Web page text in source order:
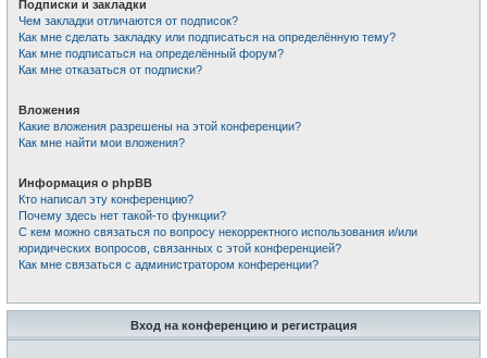
Подписки и закладки
Чем закладки отличаются от подписок?
Как мне сделать закладку или подписаться на определённую тему?
Как мне подписаться на определённый форум?
Как мне отказаться от подписки?
Вложения
Какие вложения разрешены на этой конференции?
Как мне найти мои вложения?
Информация о phpBB
Кто написал эту конференцию?
Почему здесь нет такой-то функции?
С кем можно связаться по вопросу некорректного использования и/или
юридических вопросов, связанных с этой конференцией?
Как мне связаться с администратором конференции?
Вход на конференцию и регистрация